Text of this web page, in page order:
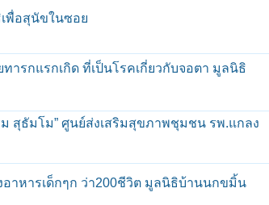
พื่อสุนัขในซอย
รกแรกเกิด ที่เป็นโรคเกี่ยวกับจอตา มูลนิธิ
สุธัมโม” ศูนย์ส่งเสริมสุขภาพชุมชน รพ.แกลง
อาหารเด็กๆก ว่า200ชีวิต มูลนิธิบ้านนกขมิ้น